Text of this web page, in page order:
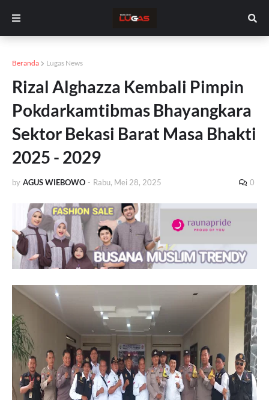
Beranda Lugas News
Rizal Alghazza Kembali Pimpin
Pokdarkamtibmas Bhayangkara
Sektor Bekasi Barat Masa Bhakti
2025 - 2029
by AGUS WIEBOWO - Rabu, Mei 28, 2025 0